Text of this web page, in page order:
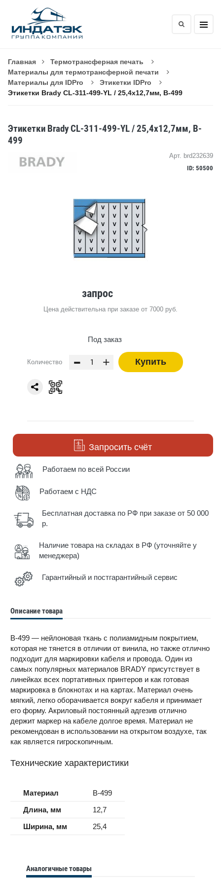
Главная
Термотрансферная печать
Материалы для термотрансферной печати
Материалы для IDPro
Этикетки IDPro
Этикетки Brady CL-311-499-YL / 25,4x12,7мм, B-499
Этикетки Brady CL-311-499-YL / 25,4x12,7мм, B-
499
Арт. brd232639
ID: 50500
запрос
Цена действительна при заказе от 7000 руб.
Под заказ
Количество - + Купить
Запросить счёт
Работаем по всей России
Работаем с НДС
Бесплатная доставка по РФ при заказе от 50 000
р.
Наличие товара на складах в РФ (уточняйте у
менеджера)
Гарантийный и постгарантийный сервис
Описание товара
B-499 — нейлоновая ткань с полиамидным покрытием,
которая не тянется в отличии от винила, но также отлично
подходит для маркировки кабеля и провода. Один из
самых популярных материалов BRADY присутствует в
линейках всех портативных принтеров и как готовая
маркировка в блокнотах и на картах. Материал очень
мягкий, легко оборачивается вокруг кабеля и принимает
его форму. Акриловый постоянный адгезив отлично
держит маркер на кабеле долгое время. Материал не
рекомендован в использовании на открытом воздухе, так
как является гигроскопичным.
Технические характеристики
Материал
B-499
Длина, мм
12,7
Ширина, мм
25,4
Аналогичные товары